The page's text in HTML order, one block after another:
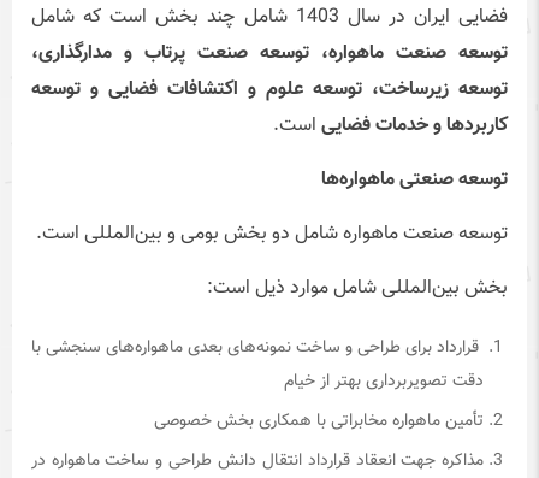
فضایی ایران در سال 1403 شامل چند بخش است که شامل
توسعه صنعت ماهواره، توسعه صنعت پرتاب و مدارگذاری،
توسعه زیرساخت، توسعه علوم و اکتشافات فضایی و توسعه
کاربردها و خدمات فضاییاست.
توسعه صنعتی ماهواره‌ها
توسعه صنعت ماهواره شامل دو بخش بومی و بین‌المللی است.
بخش بین‌المللی شامل موارد ذیل است:
قرارداد برای طراحی و ساخت نمونه‌های بعدی ماهواره‌های سنجشی با
دقت تصویربرداری بهتر از خیام
تأمین ماهواره مخابراتی با همکاری بخش خصوصی
مذاکره جهت انعقاد قرارداد انتقال دانش طراحی و ساخت ماهواره در